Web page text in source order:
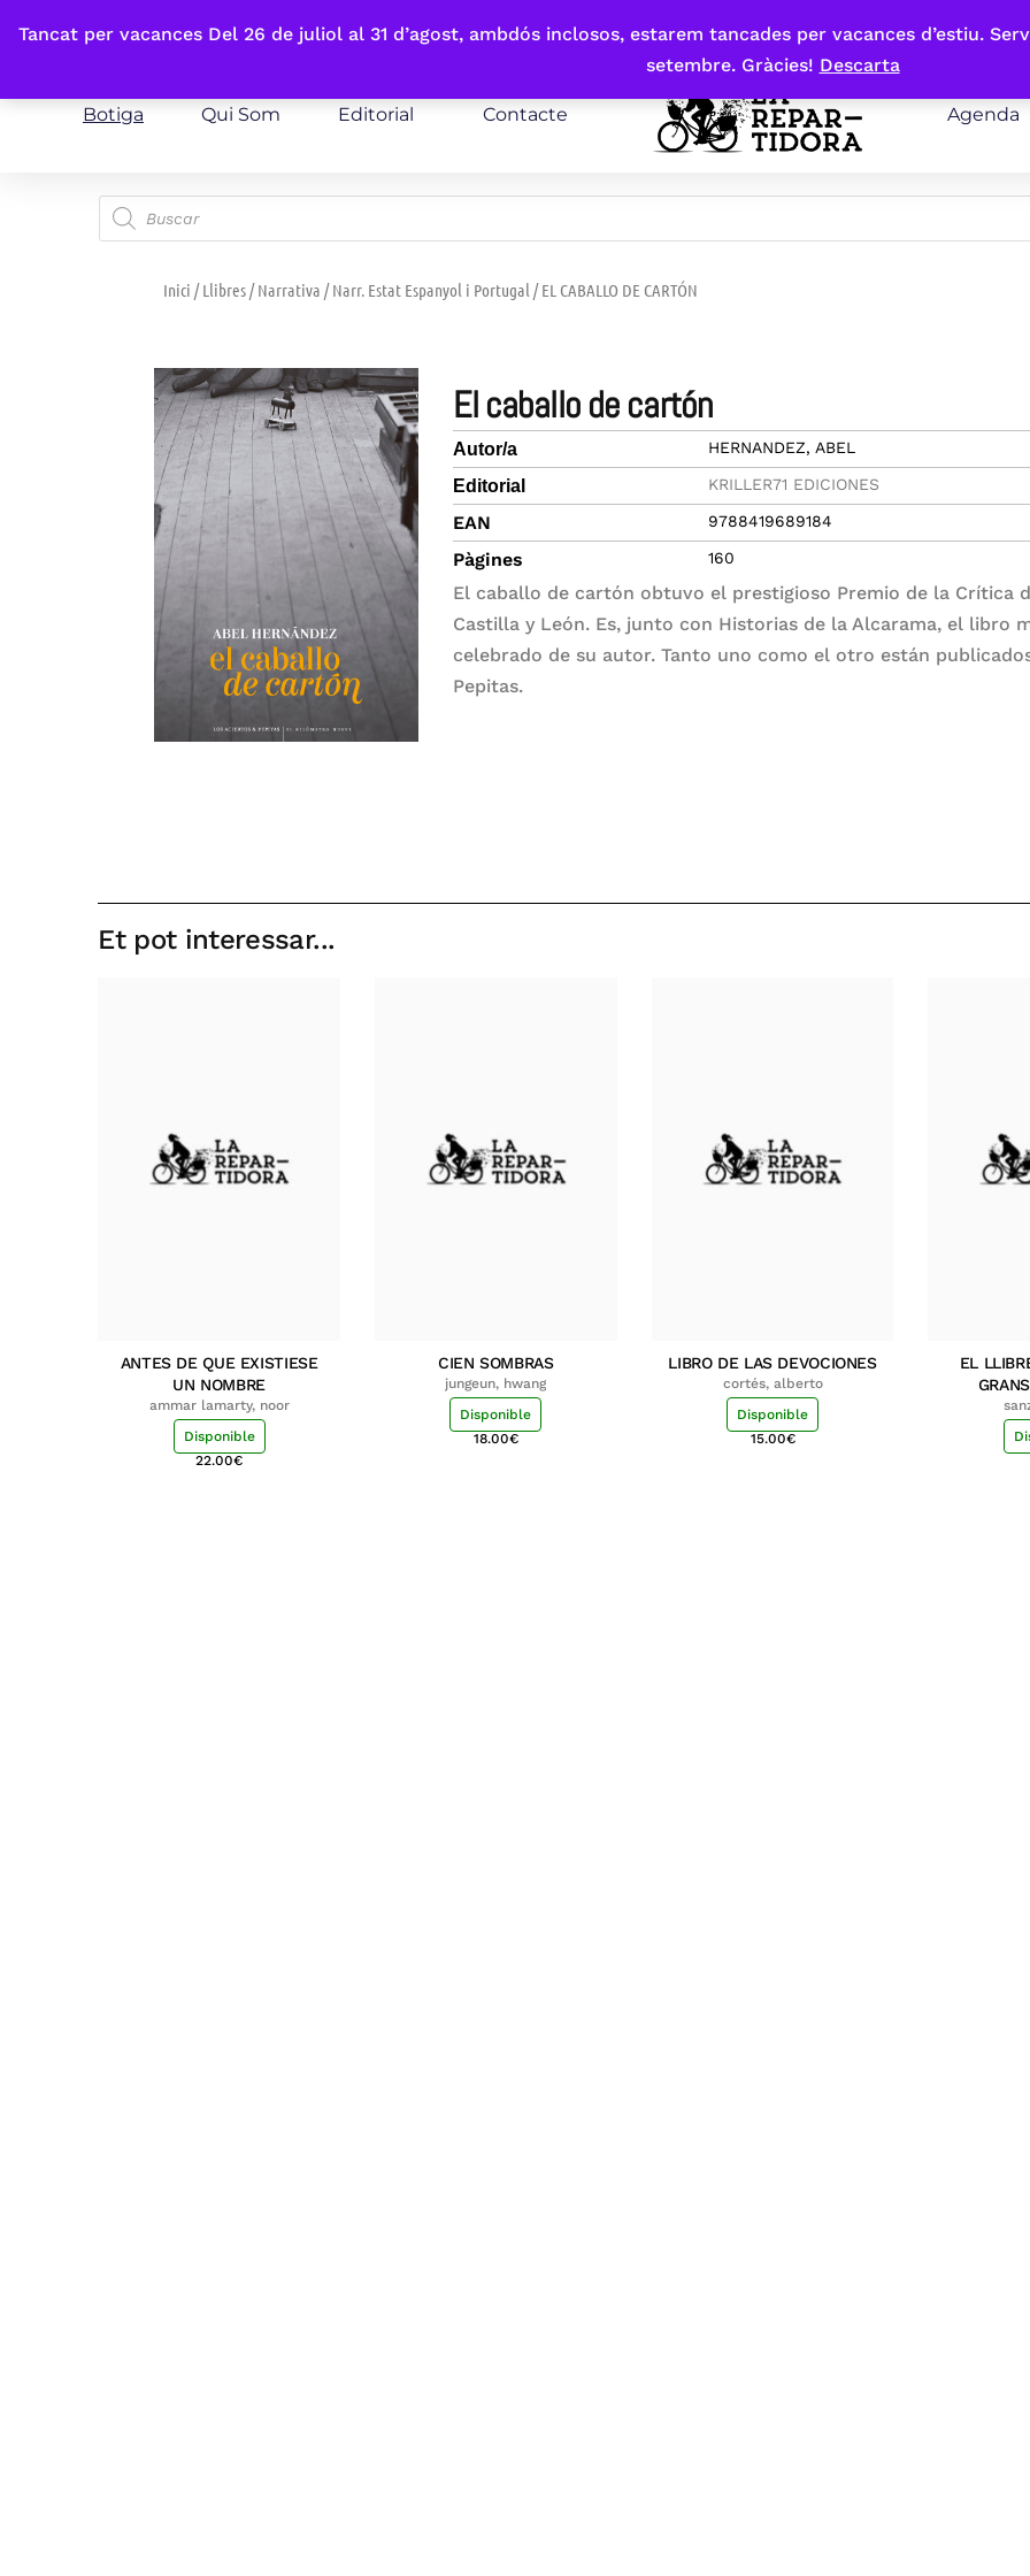
Tancat per vacances Del 26 de juliol al 31 d’agost, ambdós inclosos, estarem tancades per vacances d’estiu.
setembre. Gràcies! Descarta
Fes-te'n sòcia
Botiga Qui Som Editorial Contacte Agenda
Inici /Llibres/Narrativa /Narr. Estat Espanyol i Portugal / EL CABALLO DE CARTÓN
el caballo de cartón
Autor/a HERNANDEZ, ABEL
Editorial KRILLER71 EDICIONES
EAN 9788419689184
Pàgines 160
El caballo de cartón obtuvo el prestigioso Premio de la Crítica
Castilla y León. Es, junto con Historias de la Alcarama, el libro
celebrado de su autor. Tanto uno como el otro están
Pepitas.
Et pot interessar...
ANTES DE QUE EXISTIESE
UN NOMBRE
ammar lamarty, noor
Disponible
22.00€
CIEN SOMBRAS
jungeun, hwang
Disponible
18.00€
LIBRO DE LAS DEVOCIONES
cortés, alberto
Disponible
15.00€
EL